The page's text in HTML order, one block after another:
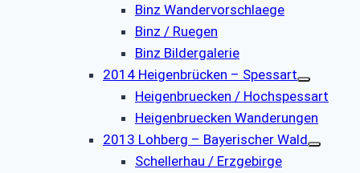
Binz Wandervorschlaege
Binz / Ruegen
Binz Bildergalerie
2014 Heigenbrücken – Spessart
Heigenbruecken / Hochspessart
Heigenbruecken Wanderungen
2013 Lohberg – Bayerischer Wald
Schellerhau / Erzgebirge